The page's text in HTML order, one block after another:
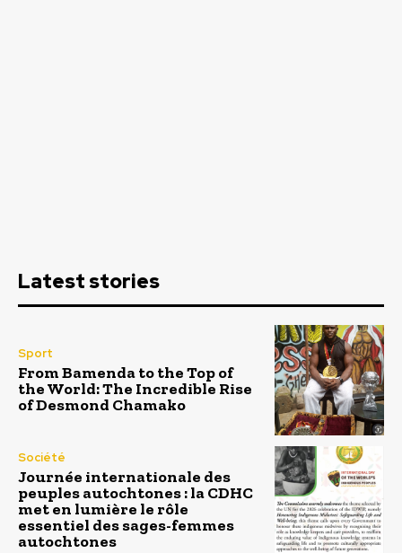
Latest stories
Sport
From Bamenda to the Top of
the World: The Incredible Rise
of Desmond Chamako
Société
Journée internationale des
peuples autochtones : la CDHC
met en lumière le rôle
essentiel des sages-femmes
autochtones